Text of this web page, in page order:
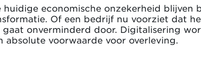
huidige economische onzekerheid
Of een bedrijf nu voorziet dat
onverminderd door. Digitalisering
absolute voorwaarde voor overleving.